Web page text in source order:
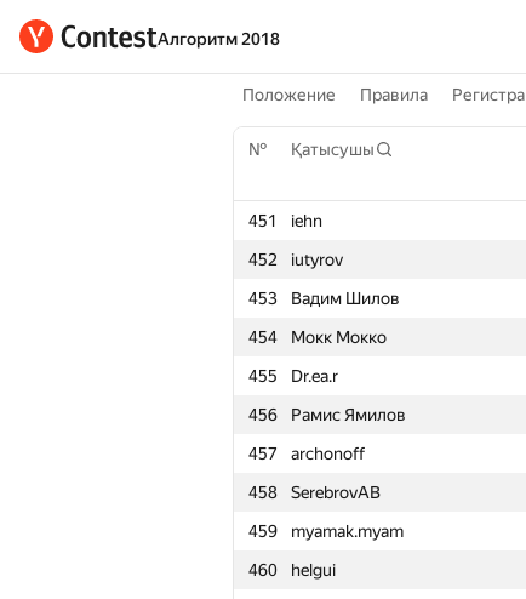
Алгоритм 2018
Положение Правила
№ Қатысушы
451 iehn
452
iutyrov
453
Вадим Шилов
454
Мокк Мокко
455
Dr.ea.r
456
Рамис Ямилов
457
archonoff
458
SerebrovAB
459
myamak.myam
460
helgui